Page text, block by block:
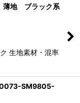
地 ブラック系
生地素材・混率
SM9805-